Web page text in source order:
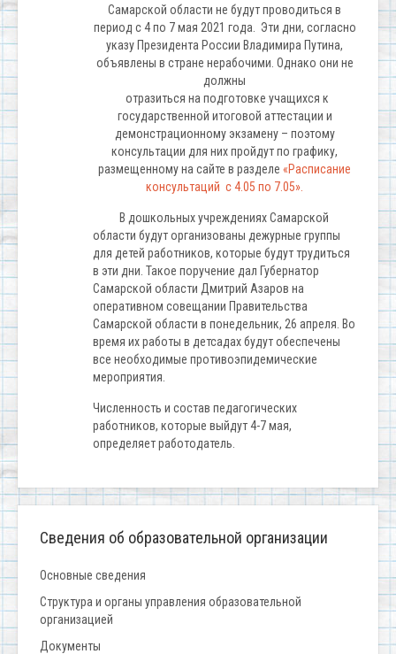
Самарской области не будут проводиться в
период с 4 по 7 мая 2021 года. Эти дни, согласно
указу Президента России Владимира Путина,
объявлены в стране нерабочими. Однако они не
должны
отразиться на подготовке учащихся к
государственной итоговой аттестации и
демонстрационному экзамену – поэтому
консультации для них пройдут по графику,
размещенному на сайте в разделе «Расписание
консультаций с 4.05 по 7.05».
В дошкольных учреждениях Самарской
области будут организованы дежурные группы
для детей работников, которые будут трудиться
в эти дни. Такое поручение дал Губернатор
Самарской области Дмитрий Азаров на
оперативном совещании Правительства
Самарской области в понедельник, 26 апреля. Во
время их работы в детсадах будут обеспечены
все необходимые противоэпидемические
мероприятия.
Численность и состав педагогических
работников, которые выйдут 4-7 мая,
определяет работодатель.
Сведения об образовательной организации
Основные сведения
Структура и органы управления образовательной
организацией
Документы